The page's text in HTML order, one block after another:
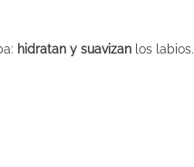
: hidratan y suavizan los labios.